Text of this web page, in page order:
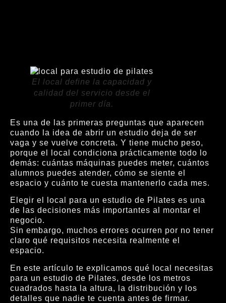
El local define la capacidad y
calidad del servicio desde el
primer día.
Es una de las primeras preguntas que aparecen
cuando la idea de abrir un estudio deja de ser
vaga y se vuelve concreta. Y tiene mucho peso,
porque el local condiciona prácticamente todo lo
demás: cuántas máquinas puedes meter, cuántos
alumnos puedes atender, cómo se siente el
espacio y cuánto te cuesta mantenerlo cada mes.
Elegir el local para un estudio de Pilates es una
de las decisiones más importantes al montar el
negocio.
Sin embargo, muchos errores ocurren por no tener
claro qué requisitos necesita realmente el
espacio.
En este artículo te explicamos qué local necesitas
para un estudio de Pilates, desde los metros
cuadrados hasta la altura, la distribución y los
detalles que nadie te cuenta antes de firmar.